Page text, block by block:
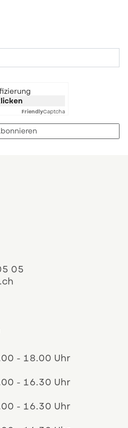
FriendlyCaptcha
05
- 18.00 Uhr
- 16.30 Uhr
- 16.30 Uhr